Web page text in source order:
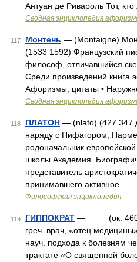
Антуан де Ривароль Тот, кто
Сводная энциклопедия
117 Монтень — (Montaigne)
(1533 1592) Французский
философ, отличавшийся
Среди произведений книга
Афоризмы, цитаты •
Сводная энциклопедия
118 ПЛАТОН — (nlato) (427 347
наряду с Пифагором,
родоначальник
школы Академия.
представитель
принимавшего активное …
Философская энциклопедия
119 ГИППОКРАТ — (ок. 460, о.
греч. врач, «отец
науч. подхода к болезням
трактате «О священной